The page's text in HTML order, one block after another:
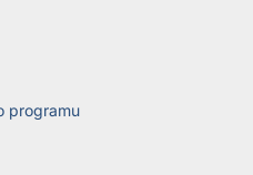
programu